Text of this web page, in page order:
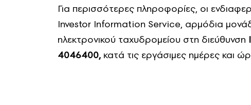
Για περισσότερες πληροφορίες, οι
Investor Information Service, αρμόδια
ηλεκτρονικού ταχυδρομείου στη διεύθυνση
4046400, κατά τις εργάσιμες ημέρες και